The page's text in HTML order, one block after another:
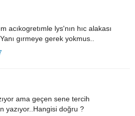
acıkogretımle lys'nın hıc alakası
gırmeye gerek yokmus..
ama geçen sene tercih
yazıyor..Hangisi doğru ?